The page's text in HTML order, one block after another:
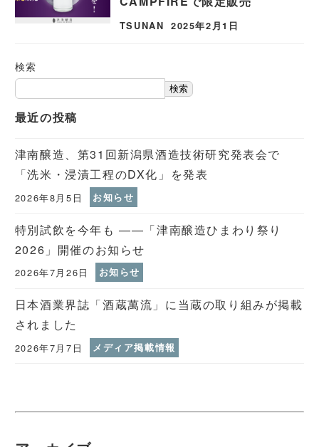
TSUNAN 2025年2月1日
検索
検索
最近の投稿
津南醸造、第31回新潟県酒造技術研究発表会で
「洗米・浸漬工程のDX化」を発表
2026年8月5日 お知らせ
特別試飲を今年も ——「津南醸造ひまわり祭り
2026」開催のお知らせ
2026年7月26日 お知らせ
日本酒業界誌「酒蔵萬流」に当蔵の取り組みが掲載
されました
2026年7月7日 メディア掲載情報